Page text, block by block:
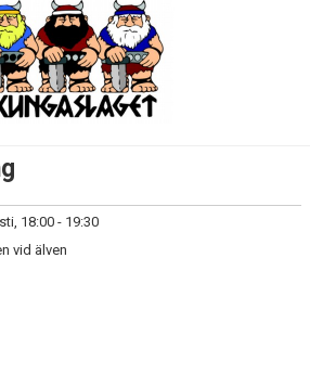
18:00 - 19:30
vid älven